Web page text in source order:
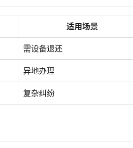
适用场景
需设备退还
异地办理
复杂纠纷